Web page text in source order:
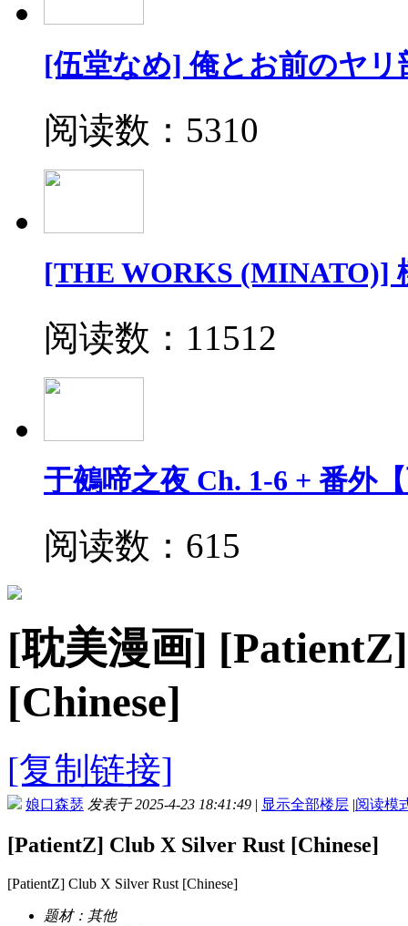
[伍堂なめ] 俺とお前のヤリ
阅读数：5310
[THE WORKS (MINATO)]
阅读数：11512
于鵺啼之夜 Ch. 1-6 + 番外
阅读数：615
[耽美漫画]
[Chinese]
[复制链接]
娘口森瑟 发表于 2025-4-23 18:41:49 | 显示全部楼层 |阅读模
[PatientZ] Club X Silver Rust [Chinese]
[PatientZ] Club X Silver Rust [Chinese]
题材： 其他